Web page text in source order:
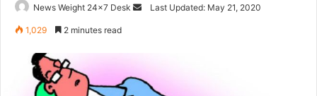
News Weight 24x7 Desk
SendLast Updated: May 21, 2020
1,029 2 minutes read